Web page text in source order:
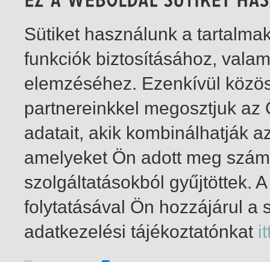
1-2 / total 2 hit
Sütiket használunk a
funkciók biztosításához,
elemzéséhez. Ezenkívül
partnereinkkel megosztjuk
adatait, akik kombinálhatják
amelyeket Ön adott meg
szolgáltatásokból gyűjtöttek.
folytatásával Ön hozzájárul a
adatkezelési tájékoztatónkat